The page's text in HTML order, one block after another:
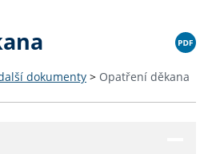
dokumenty > Opatření děkana